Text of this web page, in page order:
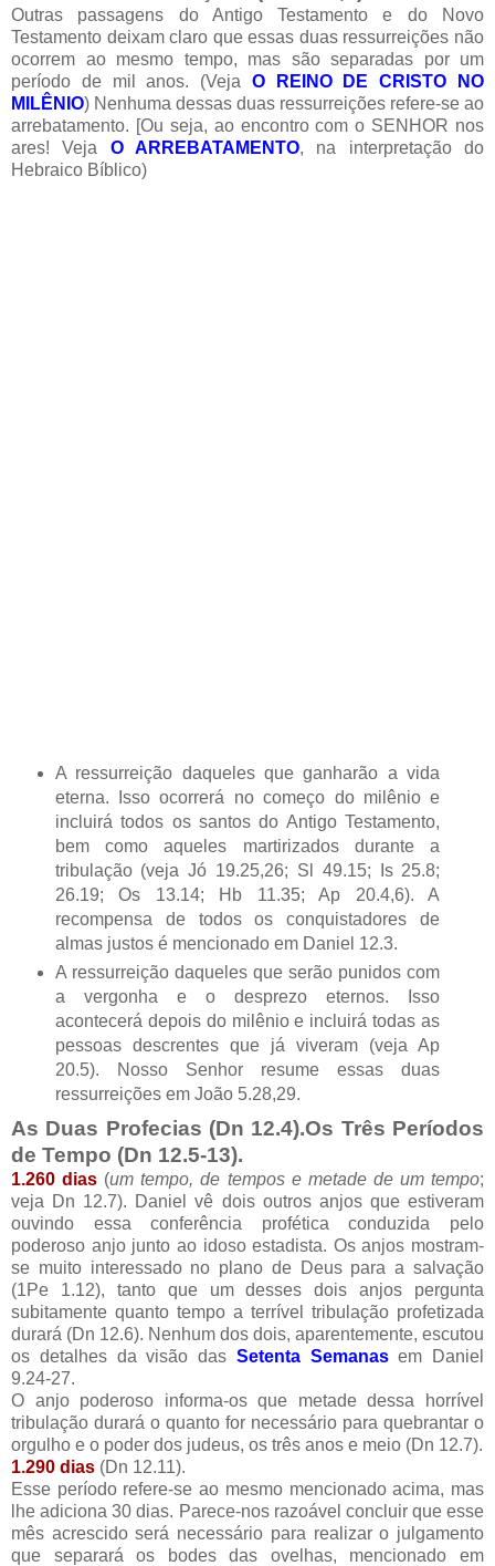
Outras passagens do Antigo Testamento e do Novo
Testamento deixam claro que essas duas ressurreições não
ocorrem ao mesmo tempo, mas são separadas por um
período de mil anos. (Veja O REINO DE CRISTO NO
MILÊNIO) Nenhuma dessas duas ressurreições refere-se ao
arrebatamento. [Ou seja, ao encontro com o SENHOR nos
ares! Veja O ARREBATAMENTO, na interpretação do
Hebraico Bíblico)
A ressurreição daqueles que ganharão a vida
eterna. Isso ocorrerá no começo do milênio e
incluirá todos os santos do Antigo Testamento,
bem como aqueles martirizados durante a
tribulação (veja Jó 19.25,26; Sl 49.15; Is 25.8;
26.19; Os 13.14; Hb 11.35; Ap 20.4,6). A
recompensa de todos os conquistadores de
almas justos é mencionado em Daniel 12.3.
A ressurreição daqueles que serão punidos com
a vergonha e o desprezo eternos. Isso
acontecerá depois do milênio e incluirá todas as
pessoas descrentes que já viveram (veja Ap
20.5). Nosso Senhor resume essas duas
ressurreições em João 5.28,29.
As Duas Profecias (Dn 12.4).Os Três Períodos
de Tempo (Dn 12.5-13).
1.260 dias (um tempo, de tempos e metade de um tempo;
veja Dn 12.7). Daniel vê dois outros anjos que estiveram
ouvindo essa conferência profética conduzida pelo
poderoso anjo junto ao idoso estadista. Os anjos mostram-
se muito interessado no plano de Deus para a salvação
(1Pe 1.12), tanto que um desses dois anjos pergunta
subitamente quanto tempo a terrível tribulação profetizada
durará (Dn 12.6). Nenhum dos dois, aparentemente, escutou
os detalhes da visão das Setenta Semanasem Daniel
9.24-27.
O anjo poderoso informa-os que metade dessa horrível
tribulação durará o quanto for necessário para quebrantar o
orgulho e o poder dos judeus, os três anos e meio (Dn 12.7).
1.290 dias (Dn 12.11).
Esse período refere-se ao mesmo mencionado acima, mas
lhe adiciona 30 dias. Parece-nos razoável concluir que esse
mês acrescido será necessário para realizar o julgamento
que separará os bodes das ovelhas, mencionado em